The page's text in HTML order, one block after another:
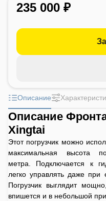
235 000 ₽
Описание
Описание
Xingtai
Этот погрузчик можно
максимальная высота
метра. Подключается к
легко управлять даже при
Погрузчик выглядит
впишется и в небольшой